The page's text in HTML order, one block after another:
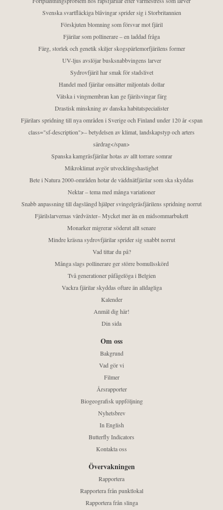
Svenska svartfläckiga blåvingar sprider sig i Storbritannien
Förskjuten blomning som försvar mot fjäril
Fjärilar som pollinerare – en laddad fråga
Färg, storlek och genetik skiljer skogspärlemorfjärilens former
UV-ljus avslöjar busksnabbvingens larver
Sydrovfjäril har smak för stadslivet
Handel med fjärilar omsätter miljontals dollar
Vätska i vingmembran kan ge fjärilsvingar färg
Drastisk minskning av danska habitatspecialister
Fjärilars spridning till nya områden i Sverige och Finland under 120 år <span
class="sf-description">– betydelsen av klimat, landskapstyp och arters
särdrag</span>
Spanska kamgräsfjärilar hotas av allt torrare somrar
Mikroklimat avgör utvecklingshastighet
Bete i Natura 2000-områden hotar de väddnätfjärilar som ska skyddas
Nektar – tema med många variationer
Snabb anpassning till dagslängd hjälper svingelgräsfjärilens spridning norrut
Fjärilslarvernas värdväxter– Mycket mer än en midsommarbukett
Monarker migrerar söderut allt senare
Mindre kräsna sydrovfjärilar sprider sig snabbt norrut
Vad tittar du på?
Många slags pollinerare ger större bomullsskörd
Två generationer påfågelöga i Belgien
Vackra fjärilar skyddas oftare än alldagliga
Kalender
Anmäl dig här!
Din sida
Om oss
Bakgrund
Vad gör vi
Filmer
Årsrapporter
Biogeografisk uppföljning
Nyhetsbrev
In English
Butterfly Indicators
Kontakta oss
Övervakningen
Rapportera
Rapportera från punktlokal
Rapportera från slinga